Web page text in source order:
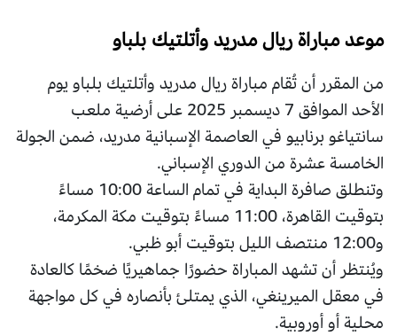
موعد مباراة ريال مدريد وأتلتيك بلباو
من المقرر أن تُقام مباراة ريال مدريد وأتلتيك بلباو يوم
الأحد الموافق 7 ديسمبر 2025 على أرضية ملعب
سانتياغو برنابيو في العاصمة الإسبانية مدريد، ضمن الجولة
الخامسة عشرة من الدوري الإسباني.
وتنطلق صافرة البداية في تمام الساعة 10:00 مساءً
بتوقيت القاهرة، 11:00 مساءً بتوقيت مكة المكرمة،
و12:00 منتصف الليل بتوقيت أبو ظبي.
ويُنتظر أن تشهد المباراة حضورًا جماهيريًا ضخمًا كالعادة
في معقل الميرينغي، الذي يمتلئ بأنصاره في كل مواجهة
محلية أو أوروبية.